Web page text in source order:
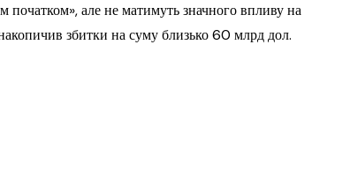
але не матимуть значного впливу на
збитки на суму близько 60 млрд дол.